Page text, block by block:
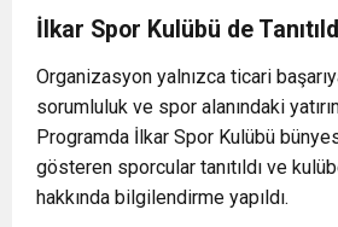
İlkar Spor Kulübü de
Organizasyon yalnızca ticari
sorumluluk ve spor alanındaki
Programda İlkar Spor Kulübü
gösteren sporcular tanıtıldı ve
hakkında bilgilendirme yapıldı.